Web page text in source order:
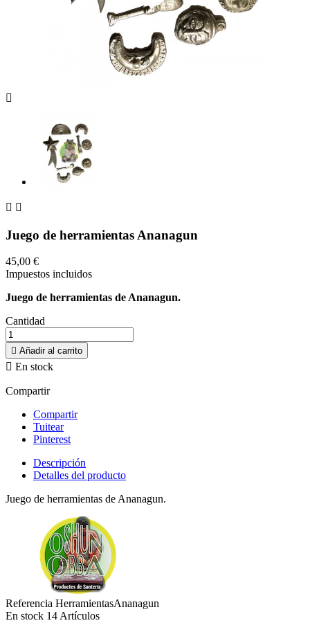

 
Juego de herramientas Ananagun
45,00 €
Impuestos incluidos
Juego de herramientas de Ananagun.
Cantidad
 Añadir al carrito
 En stock
Compartir
Compartir
Tuitear
Pinterest
Descripción
Detalles del producto
Juego de herramientas de Ananagun.
Referencia HerramientasAnanagun
En stock 14 Artículos